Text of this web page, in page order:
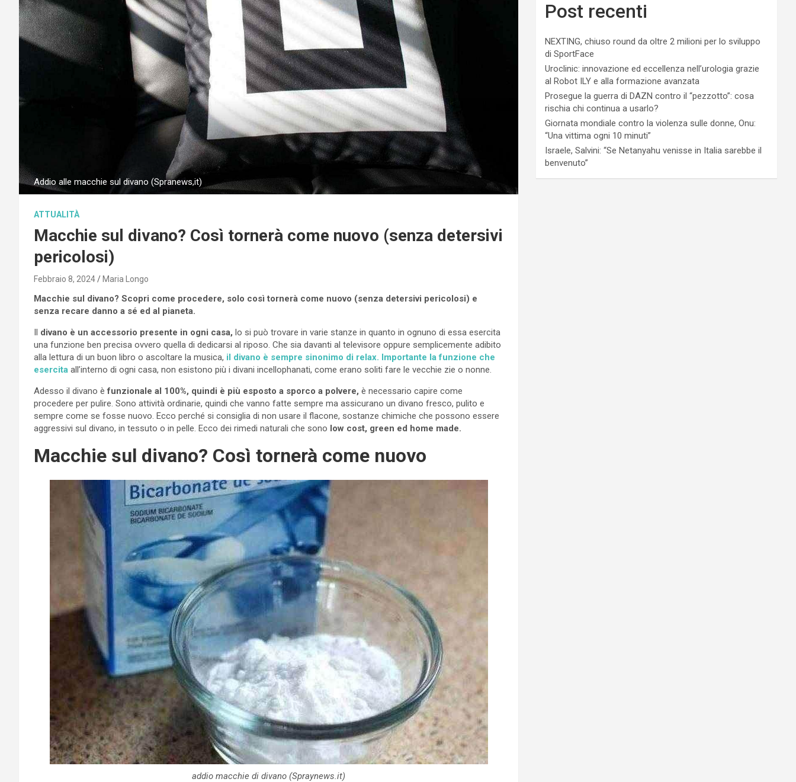
Addio alle macchie sul divano (Spranews,it)
ATTUALITÀ
Macchie sul divano? Così tornerà come nuovo (senza detersivi
pericolosi)
Febbraio 8, 2024 Maria Longo
Macchie sul divano? Scopri come procedere, solo così tornerà come nuovo (senza detersivi pericolosi) e
senza recare danno a sé ed al pianeta.
Il divano è un accessorio presente in ogni casa, lo si può trovare in varie stanze in quanto in ognuno di essa esercita
una funzione ben precisa ovvero quella di dedicarsi al riposo. Che sia davanti al televisore oppure semplicemente adibito
alla lettura di un buon libro o ascoltare la musica, il divano è sempre sinonimo di relax. Importante la funzione che
esercita all’interno di ogni casa, non esistono più i divani incellophanati, come erano soliti fare le vecchie zie o nonne.
Adesso il divano èfunzionale al 100%, quindi è più esposto a sporco a polvere, è necessario capire come
procedere per pulire. Sono attività ordinarie, quindi che vanno fatte sempre ma assicurano un divano fresco, pulito e
sempre come se fosse nuovo. Ecco perché si consiglia di non usare il flacone, sostanze chimiche che possono essere
aggressivi sul divano, in tessuto o in pelle. Ecco dei rimedi naturali che sono low cost, green ed home made.
Macchie sul divano? Così tornerà come nuovo
addio macchie di divano (Spraynews.it)
Post recenti
NEXTING, chiuso round da oltre 2 milioni per lo sviluppo
di SportFace
Uroclinic: innovazione ed eccellenza nell’urologia grazie
al Robot ILY e alla formazione avanzata
Prosegue la guerra di DAZN contro il “pezzotto”: cosa
rischia chi continua a usarlo?
Giornata mondiale contro la violenza sulle donne, Onu:
“Una vittima ogni 10 minuti”
Israele, Salvini: “Se Netanyahu venisse in Italia sarebbe il
benvenuto”